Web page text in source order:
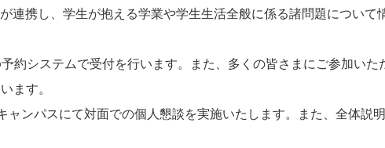
連携し、学生が抱える学業や学生生活全般に係る諸問題について
約システムで受付を行います。また、多くの皆さまにご参加い
ます。
ンパスにて対面での個人懇談を実施いたします。また、全体説